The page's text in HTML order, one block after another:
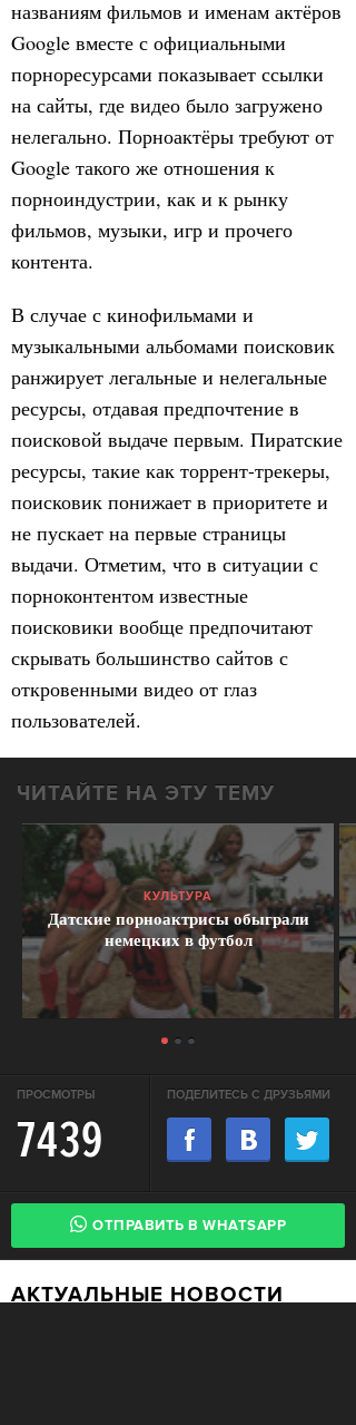
названиям фильмов и именам актёров
Google вместе с официальными
порноресурсами показывает ссылки
на сайты, где видео было загружено
нелегально. Порноактёры требуют от
Google такого же отношения к
порноиндустрии, как и к рынку
фильмов, музыки, игр и прочего
контента.
В случае с кинофильмами и
музыкальными альбомами поисковик
ранжирует легальные и нелегальные
ресурсы, отдавая предпочтение в
поисковой выдаче первым. Пиратские
ресурсы, такие как торрент-трекеры,
поисковик понижает в приоритете и
не пускает на первые страницы
выдачи. Отметим, что в ситуации с
порноконтентом известные
поисковики вообще предпочитают
скрывать большинство сайтов с
откровенными видео от глаз
пользователей.
ЧИТАЙТЕ НА ЭТУ ТЕМУ
КУЛЬТУРА
Датские порноактрисы обыграли
немецких в футбол
ПРОСМОТРЫ
7439
ПОДЕЛИТЕСЬ С ДРУЗЬЯМИ
ОТПРАВИТЬ В WHATSAPP
АКТУАЛЬНЫЕ НОВОСТИ